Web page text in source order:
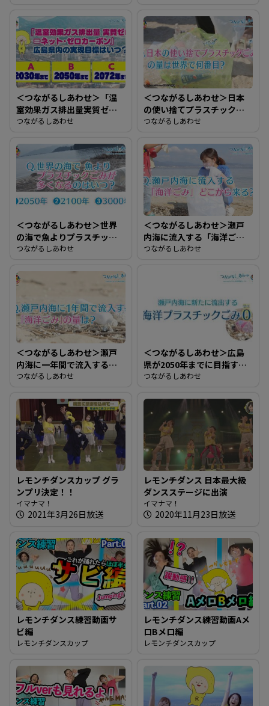
○○○に入るのはどれ？
＜つながるしあわせ＞「温
室効果ガス排出量実質ゼロ
＝ネット・ネットカーボ
いつ？
つながるしあわせ
＜つながるしあわせ＞日本
の使い捨てプラスチックご
みの量は世界で何番目？
つながるしあわせ
＜つながるしあわせ＞世界
の海で魚よりプラスチック
ごみが多くなるのはいつ？
つながるしあわせ
＜つながるしあわせ＞瀬戸
内海に流入する「海洋ご
み」どこから来る？
つながるしあわせ
＜つながるしあわせ＞瀬戸
内海に一年間で流入する
「海洋ごみ」の量は？
つながるしあわせ
＜つながるしあわせ＞広島
県が2050年までに目指す目
標は？
つながるしあわせ
レモンチダンスカップ グラ
ンプリ決定！！
イマナマ！
2021年3月26日放送
レモンチダンス 日本最大級
ダンスステージに出演
イマナマ！
2020年11月23日放送
レモンチダンス練習動画サ
ビ編
レモンチダンスカップ
レモンチダンス練習動画Aメ
ロBメロ編
レモンチダンスカップ